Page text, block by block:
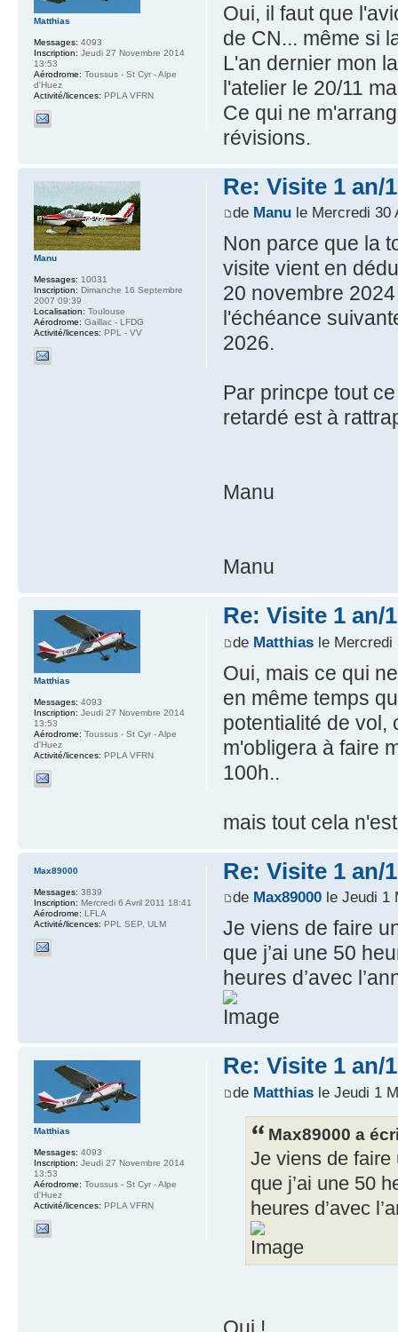
Oui, il faut que
de CN... même si
L'an dernier mon
l'atelier le 20/11
Ce qui ne
révisions.
Matthias
Messages: 4093
Inscription: Jeudi 27 Novembre 2014
13:53
Aérodrome: Toussus - St Cyr - Alpe
d'Huez
Activité/licences: PPLA VFRN
Re: Visite 1 an/
de Manule Mercredi 30
Non parce que la
visite vient en
20 novembre
l'échéance
2026.
Par princpe tout
retardé est à
Manu
Manu
Manu
Messages: 10031
Inscription: Dimanche 16 Septembre
2007 09:39
Localisation: Toulouse
Aérodrome: Gaillac - LFDG
Activité/licences: PPL - VV
Re: Visite 1 an/
de Matthiasle Mercredi
Oui, mais ce qui
en même temps
potentialité de vol,
m'obligera à faire
100h..
mais tout cela
Matthias
Messages: 4093
Inscription: Jeudi 27 Novembre 2014
13:53
Aérodrome: Toussus - St Cyr - Alpe
d'Huez
Activité/licences: PPLA VFRN
Re: Visite 1 an/
de Max89000le Jeudi 1
Je viens de faire
que j’ai une 50
heures d’avec
Max89000
Messages: 3839
Inscription: Mercredi 6 Avril 2011 18:41
Aérodrome: LFLA
Activité/licences: PPL SEP, ULM
Re: Visite 1 an/
de Matthiasle Jeudi 1
Max89000 a
Je viens de faire
que j’ai une 50
heures d’avec
Oui !
Matthias
Messages: 4093
Inscription: Jeudi 27 Novembre 2014
13:53
Aérodrome: Toussus - St Cyr - Alpe
d'Huez
Activité/licences: PPLA VFRN